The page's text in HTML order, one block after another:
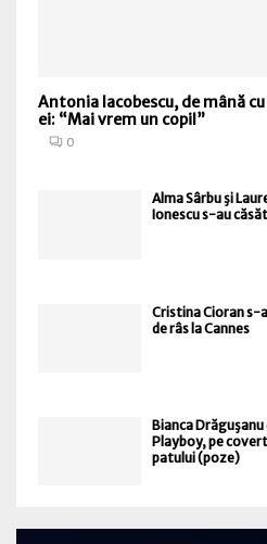
Antonia Iacobescu, de mână
ei: “Mai vrem un copil”
0
Alma Sârbu şi
Ionescu s-au
Cristina Cioran s-
de râs la Cannes
Bianca Drăguşanu
Playboy, pe
patului (poze)